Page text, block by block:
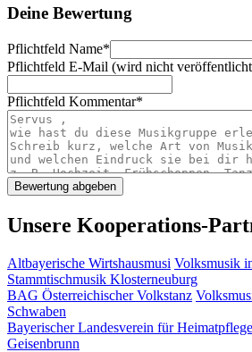
Deine Bewertung
Pflichtfeld Name*
Pflichtfeld E-Mail (wird nicht
Pflichtfeld Kommentar*
Unsere Kooperations-
Altbayerische Wirtshausmusi Volksmusik
Stammtischmusik Klosterneuburg
BAG Österreichischer Volkstanz
Schwaben
Bayerischer Landesverein für Heimatpflege
Geisenbrunn